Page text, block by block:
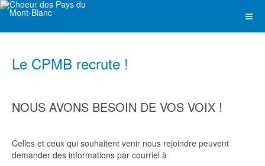
Le CPMB recrute !
NOUS AVONS BESOIN DE VOS VOIX !
Celles et ceux qui souhaitent venir nous rejoindre peuvent
demander des informations par courriel à